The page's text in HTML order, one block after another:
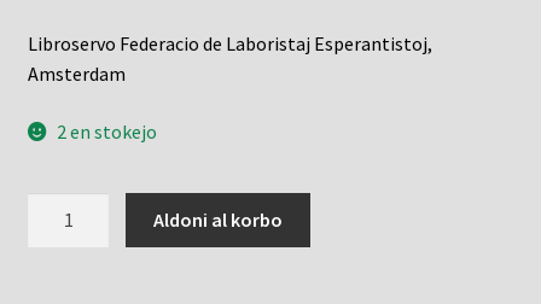
Libroservo Federacio de Laboristaj Esperantistoj,
Amsterdam
2 en stokejo
Aldoni al korbo